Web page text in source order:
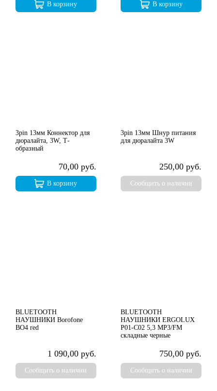
В корзину В корзину
3pin 13мм Коннектор для
дюралайта, 3W, Т-
образный
70,00 руб.
В корзину
3pin 13мм Шнур питания
для дюралайта 3W
250,00 руб.
Сообщить о наличии
BLUETOOTH
НАУШНИКИ Borofone
BO4 red
1 090,00 руб.
Сообщить о наличии
BLUETOOTH
НАУШНИКИ ERGOLUX
P01-C02 5,3 MP3/FM
складные черные
750,00 руб.
Сообщить о наличии